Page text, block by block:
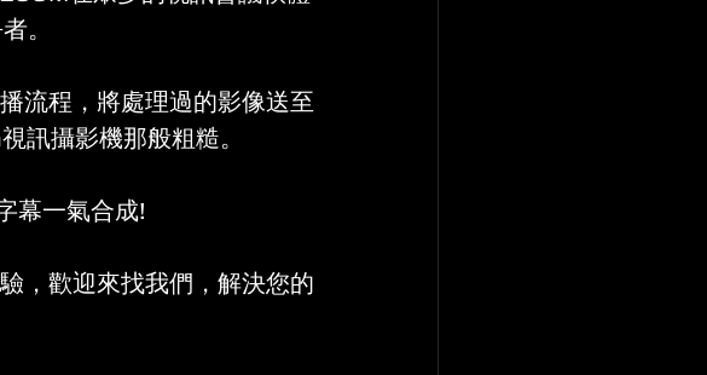
。
流程，將處理過的影像送至
訊攝影機那般粗糙。
幕一氣合成!
，歡迎來找我們，解決您的